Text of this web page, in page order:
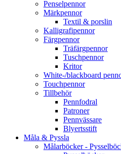
Penselpennor
Märkpennor
Textil & porslin
Kalligrafipennor
Färgpennor
Träfärgpennor
Tuschpennor
Kritor
White-/blackboard
Touchpennor
Tillbehör
Pennfodral
Patroner
Pennvässare
Blyertsstift
Måla & Pyssla
Målarböcker -